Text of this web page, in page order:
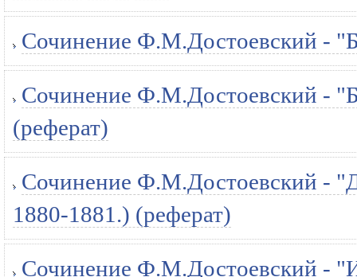
Сочинение Ф.М.Достоевский -
Сочинение Ф.М.Достоевский -
(реферат)
Сочинение Ф.М.Достоевский -
1880-1881.) (реферат)
Сочинение Ф.М.Достоевский -